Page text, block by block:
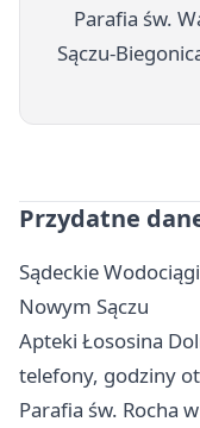
Parafia św.
Sączu-
Przydatne
Sądeckie
Nowym Sączu
Apteki Łososina
telefony, godziny
Parafia św. Rocha